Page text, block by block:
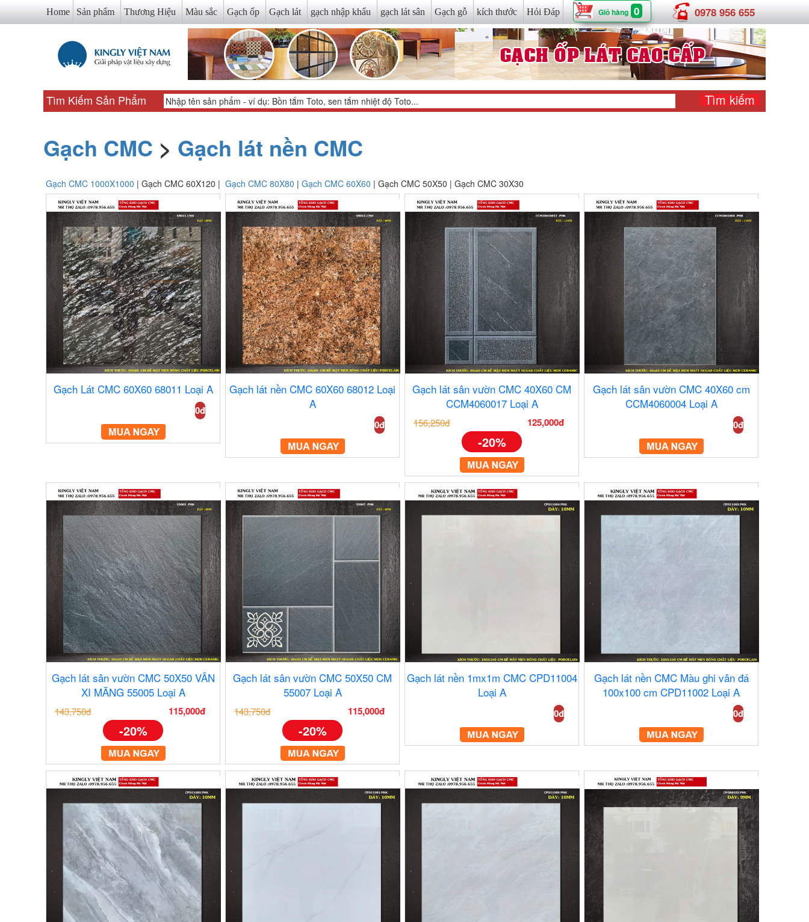
Home Sản phẩm Thương Hiệu Màu sắc Gạch ốp Gạch lát gạch nhập khẩu gạch lát sân Gạch gỗ kích thước Hỏi Đáp Giỏ hàng 0 0978 956 655
Tìm Kiếm Sản Phẩm
Gạch CMC > Gạch lát nền CMC
Gạch CMC 1000X1000 | Gạch CMC 60X120 | Gạch CMC 80X80 | Gạch CMC 60X60 | Gạch CMC 50X50 | Gạch CMC 30X30
Gạch Lát CMC 60X60 68011 Loại A
0đ
Gạch lát nền CMC 60X60 68012 Loại
A
0đ
Gạch lát sân vườn CMC 40X60 CM
CCM4060017 Loại A
156,250đ 125,000đ
-20%
Gạch lát sân vườn CMC 40X60 cm
CCM4060004 Loại A
0đ
Gạch lát sân vườn CMC 50X50 VÂN
XI MĂNG 55005 Loại A
143,750đ 115,000đ
-20%
Gạch lát sân vườn CMC 50X50 CM
55007 Loại A
143,750đ 115,000đ
-20%
Gạch lát nền 1mx1m CMC CPD11004
Loại A
0đ
Gạch lát nền CMC Màu ghi vân đá
100x100 cm CPD11002 Loại A
0đ